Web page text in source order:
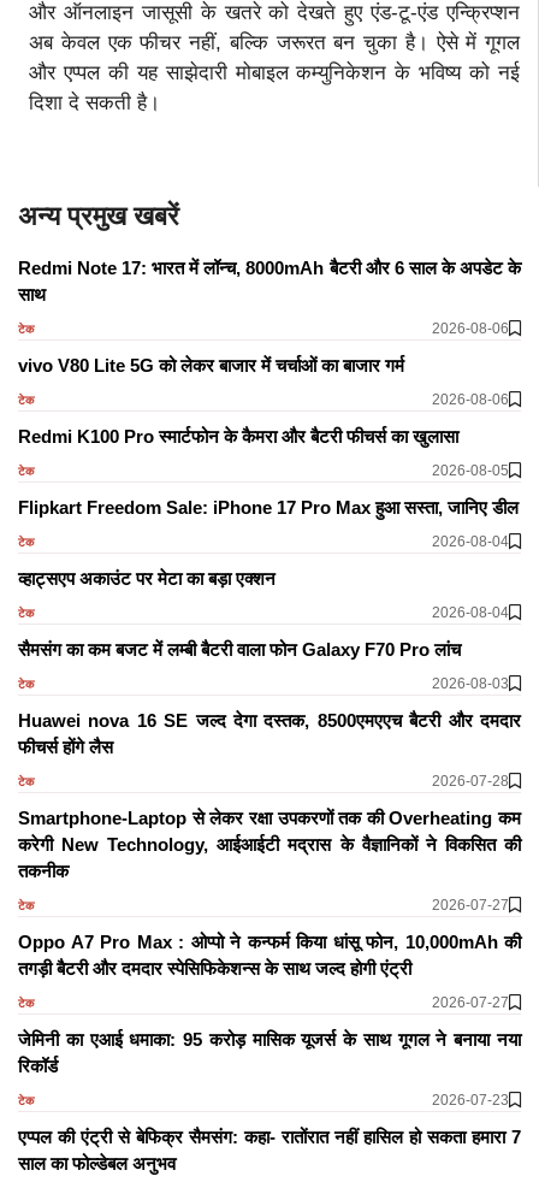
और ऑनलाइन जासूसी के खतरे को देखते हुए एंड-टू-एंड एन्क्रिप्शन
अब केवल एक फीचर नहीं, बल्कि जरूरत बन चुका है। ऐसे में गूगल
और एप्पल की यह साझेदारी मोबाइल कम्युनिकेशन के भविष्य को नई
दिशा दे सकती है।
अन्य प्रमुख खबरें
Redmi Note 17: भारत में लॉन्च, 8000mAh बैटरी और 6 साल के अपडेट के
साथ
टेक 2026-08-06
vivo V80 Lite 5G को लेकर बाजार में चर्चाओं का बाजार गर्म
टेक 2026-08-06
Redmi K100 Pro स्मार्टफोन के कैमरा और बैटरी फीचर्स का खुलासा
टेक 2026-08-05
Flipkart Freedom Sale: iPhone 17 Pro Max हुआ सस्ता, जानिए डील
टेक 2026-08-04
व्हाट्सएप अकाउंट पर मेटा का बड़ा एक्शन
टेक 2026-08-04
सैमसंग का कम बजट में लम्बी बैटरी वाला फोन Galaxy F70 Pro लांच
टेक 2026-08-03
Huawei nova 16 SE जल्द देगा दस्तक, 8500एमएएच बैटरी और दमदार
फीचर्स होंगे लैस
टेक 2026-07-28
Smartphone-Laptop से लेकर रक्षा उपकरणों तक की Overheating कम
करेगी New Technology, आईआईटी मद्रास के वैज्ञानिकों ने विकसित की
तकनीक
टेक 2026-07-27
Oppo A7 Pro Max : ओप्पो ने कन्फर्म किया धांसू फोन, 10,000mAh की
तगड़ी बैटरी और दमदार स्पेसिफिकेशन्स के साथ जल्द होगी एंट्री
टेक 2026-07-27
जेमिनी का एआई धमाका: 95 करोड़ मासिक यूजर्स के साथ गूगल ने बनाया नया
रिकॉर्ड
टेक 2026-07-23
एप्पल की एंट्री से बेफिक्र सैमसंग: कहा- रातोंरात नहीं हासिल हो सकता हमारा 7
साल का फोल्डेबल अनुभव